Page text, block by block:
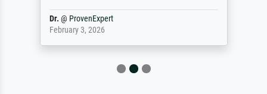
Dr. @ ProvenExpert
February 3, 2026